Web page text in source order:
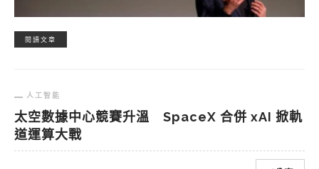
閱讀文章
人工智能
太空數據中心競賽升溫 SpaceX 合併 xAI 掀軌
道運算大戰